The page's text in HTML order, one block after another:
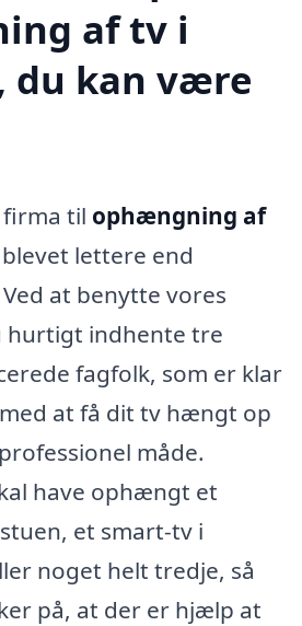
af tv i
du kan være
til ophængning af
lettere end
at benytte vores
hurtigt indhente tre
fagfolk, som er klar
at få dit tv hængt op
måde.
have ophængt et
et smart-tv i
noget helt tredje, så
på, at der er hjælp at